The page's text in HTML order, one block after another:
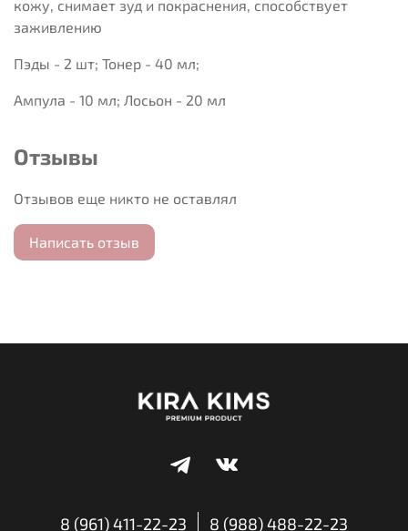
кожу, снимает зуд и покраснения, способствует
заживлению
Пэды - 2 шт; Тонер - 40 мл;
Ампула - 10 мл; Лосьон - 20 мл
Отзывы
Отзывов еще никто не оставлял
Написать отзыв
8 (961) 411-22-23 8 (988) 488-22-23